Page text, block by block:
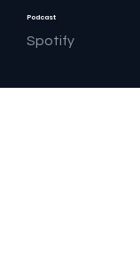
Podcast
Spotify